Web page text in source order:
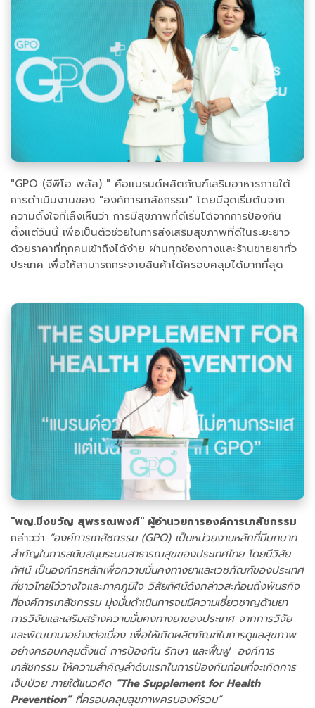
"GPO (จีพีโอ พลัส) " คือแบรนด์ผลิตภัณฑ์เสริมอาหารภายใต้
การดำเนินงานของ "องค์การเภสัชกรรม" โดยมีจุดเริ่มต้นจาก
ความตั้งใจที่เล็งเห็นว่า การมีสุขภาพที่ดีเริ่มได้จากการป้องกัน
ตั้งแต่วันนี้ เพื่อเป็นตัวช่วยในการส่งเสริมสุขภาพที่ดีในระยะยาว
ด้วยราคาที่ทุกคนเข้าถึงได้ง่าย ผ่านทุกช่องทางและร้านขายยาทั่ว
ประเทศ เพื่อให้สามารถกระจายสินค้าได้ครอบคลุมได้มากที่สุด
"พญ.มิ่งขวัญ สุพรรณพงศ์" ผู้อำนวยการองค์การเภสัชกรรม
กล่าวว่า “องค์การเภสัชกรรม (GPO) เป็นหน่วยงานหลักที่มีบทบาท
สำคัญในการสนับสนุนระบบสาธารณสุขของประเทศไทย โดยมีวิสัย
ทัศน์ เป็นองค์กรหลักเพื่อความมั่นคงทางยาและเวชภัณฑ์ของประเทศ
ที่ชาวไทยไว้วางใจและภาคภูมิใจ วิสัยทัศน์ดังกล่าวสะท้อนถึงพันธกิจ
ที่องค์การเภสัชกรรม มุ่งมั่นดำเนินการจนมีความเชี่ยวชาญด้านยา
การวิจัยและเสริมสร้างความมั่นคงทางยาของประเทศ จากการวิจัย
และพัฒนามาอย่างต่อเนื่อง เพื่อให้เกิดผลิตภัณฑ์ในการดูแลสุขภาพ
อย่างครอบคลุมตั้งแต่ การป้องกัน รักษา และฟื้นฟู องค์การ
เภสัชกรรม ให้ความสำคัญลำดับแรกในการป้องกันก่อนที่จะเกิดการ
เจ็บป่วย ภายใต้แนวคิด “The Supplement for Health
Prevention”ที่ครอบคลุมสุขภาพครบองค์รวม”